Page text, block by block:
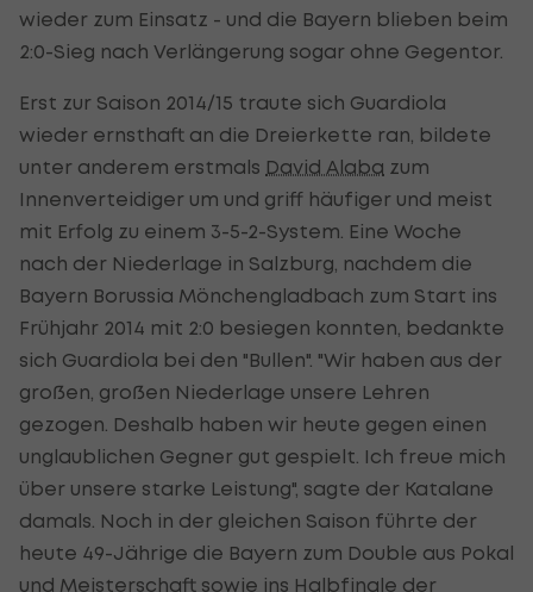
wieder zum Einsatz - und die Bayern blieben beim
2:0-Sieg nach Verlängerung sogar ohne Gegentor.
Erst zur Saison 2014/15 traute sich Guardiola
wieder ernsthaft an die Dreierkette ran, bildete
unter anderem erstmals David Alaba zum
Innenverteidiger um und griff häufiger und meist
mit Erfolg zu einem 3-5-2-System. Eine Woche
nach der Niederlage in Salzburg, nachdem die
Bayern Borussia Mönchengladbach zum Start ins
Frühjahr 2014 mit 2:0 besiegen konnten, bedankte
sich Guardiola bei den "Bullen". "Wir haben aus der
großen, großen Niederlage unsere Lehren
gezogen. Deshalb haben wir heute gegen einen
unglaublichen Gegner gut gespielt. Ich freue mich
über unsere starke Leistung", sagte der Katalane
damals. Noch in der gleichen Saison führte der
heute 49-Jährige die Bayern zum Double aus Pokal
und Meisterschaft sowie ins Halbfinale der